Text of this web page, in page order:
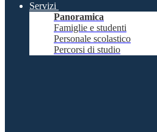
Servizi
Panoramica
Famiglie e studenti
Personale scolastico
Percorsi di studio